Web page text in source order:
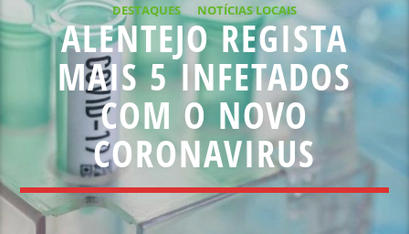
DESTAQUES NOTÍCIAS LOCAIS
ALENTEJO REGISTA
MAIS 5 INFETADOS
COM O NOVO
CORONAVIRUS